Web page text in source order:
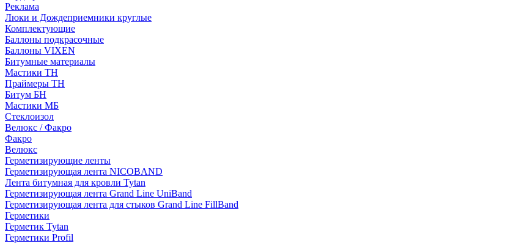
Рекламa
Люки и Дождеприемники круглые
Комплектующие
Баллоны подкрасочные
Баллоны VIXEN
Битумные материалы
Мастики ТН
Праймеры ТН
Битум БН
Мастики МБ
Стеклоизол
Велюкс / Факро
Факро
Велюкс
Герметизирующие ленты
Герметизирующая лента NICOBAND
Лента битумная для кровли Tytan
Герметизирующая лента Grand Line UniBand
Герметизирующая лента для стыков Grand Line FillBand
Герметики
Герметик Tytan
Герметики Profil